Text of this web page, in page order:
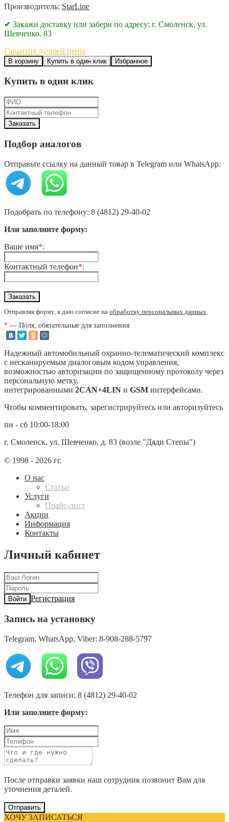
Производитель: StarLine
✔ Закажи доставку или забери по адресу: г. Смоленск, ул.
Шевченко, 83
Гарантия лучшей цены
В корзину Купить в один клик Избранное
Купить в один клик
Подбор аналогов
Отправьте ссылку на данный товар в Telegram или WhatsApp:
Подобрать по телефону: 8 (4812) 29-40-02
Или заполните форму:
Ваше имя*:
Контактный телефон*:
Отправляя форму, я даю согласие на обработку персональных данных.
* — Поля, обязательные для заполнения
Надежный автомобильный охранно-телематический комплекс
с несканируемым диалоговым кодом управления,
возможностью авторизации по защищенному протоколу через
персональную метку,
интегрированными 2CAN+4LIN и GSM интерфейсами.
Чтобы комментировать, зарегистрируйтесь или авторизуйтесь
пн - сб 10:00-18:00
г. Смоленск, ул. Шевченко, д. 83 (возле "Дяди Степы")
© 1998 - 2026 гг.
О нас
Статьи
Услуги
Прайс-лист
Акции
Информация
Контакты
Личный кабинет
Войти Регистрация
Запись на установку
Telegram, WhatsApp, Viber: 8-908-288-5797
Телефон для записи: 8 (4812) 29-40-02
Или заполните форму:
После отправки заявки наш сотрудник позвонит Вам для
уточнения деталей.
Отправить
ХОЧУ ЗАПИСАТЬСЯ